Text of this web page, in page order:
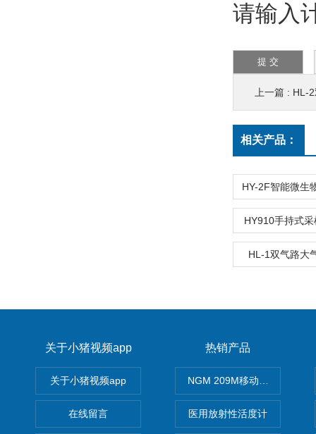
请输入
上一篇 : HL-
相关产品：
HY910手持式
HL-1双气路大
关于小猪视频app
关于小猪视频app
在线留言
热销产品
NGM 209M移动式惰性气体
医用放射性活度计